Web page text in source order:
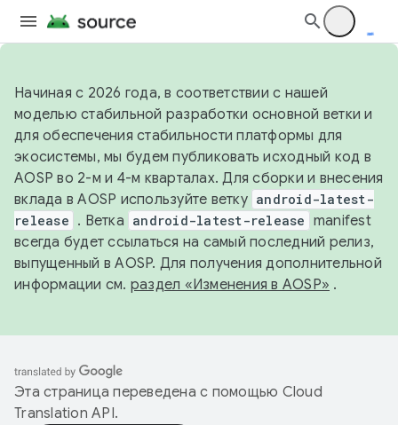
Начиная с 2026 года, в соответствии с нашей
моделью стабильной разработки основной ветки и
для обеспечения стабильности платформы для
экосистемы, мы будем публиковать исходный код в
AOSP во 2-м и 4-м кварталах. Для сборки и внесения
вклада в AOSP используйте ветку android-latest-
release . Ветка android-latest-release manifest
всегда будет ссылаться на самый последний релиз,
выпущенный в AOSP. Для получения дополнительной
информации см. раздел «Изменения в AOSP» .
Эта страница переведена с помощью Cloud
Translation API.